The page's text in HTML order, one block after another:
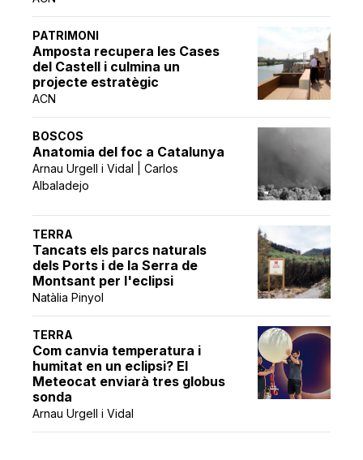
PATRIMONI
Amposta recupera les Cases
del Castell i culmina un
projecte estratègic
ACN
BOSCOS
Anatomia del foc a Catalunya
Arnau Urgell i Vidal | Carlos
Albaladejo
TERRA
Tancats els parcs naturals
dels Ports i de la Serra de
Montsant per l'eclipsi
Natàlia Pinyol
TERRA
Com canvia temperatura i
humitat en un eclipsi? El
Meteocat enviarà tres globus
sonda
Arnau Urgell i Vidal